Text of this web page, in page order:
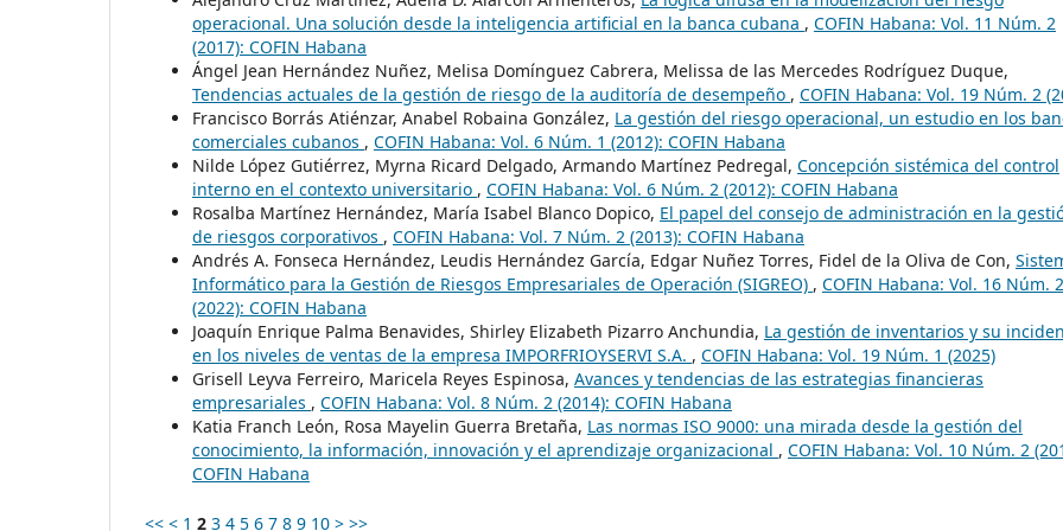
operacional. Una solución desde la inteligencia artificial en la banca cubana , COFIN Habana: Vol. 11 Núm. 2
(2017): COFIN Habana
Ángel Jean Hernández Nuñez, Melisa Domínguez Cabrera, Melissa de las Mercedes Rodríguez Duque,
Tendencias actuales de la gestión de riesgo de la auditoría de desempeño , COFIN Habana: Vol. 19 Núm. 2
Francisco Borrás Atiénzar, Anabel Robaina González, La gestión del riesgo operacional, un estudio en los
comerciales cubanos , COFIN Habana: Vol. 6 Núm. 1 (2012): COFIN Habana
Nilde López Gutiérrez, Myrna Ricard Delgado, Armando Martínez Pedregal, Concepción sistémica del control
interno en el contexto universitario , COFIN Habana: Vol. 6 Núm. 2 (2012): COFIN Habana
Rosalba Martínez Hernández, María Isabel Blanco Dopico, El papel del consejo de administración en la
de riesgos corporativos , COFIN Habana: Vol. 7 Núm. 2 (2013): COFIN Habana
Andrés A. Fonseca Hernández, Leudis Hernández García, Edgar Nuñez Torres, Fidel de la Oliva de Con,
Informático para la Gestión de Riesgos Empresariales de Operación (SIGREO) , COFIN Habana: Vol. 16 Núm. 2
(2022): COFIN Habana
Joaquín Enrique Palma Benavides, Shirley Elizabeth Pizarro Anchundia, La gestión de inventarios y su
en los niveles de ventas de la empresa IMPORFRIOYSERVI S.A. , COFIN Habana: Vol. 19 Núm. 1 (2025)
Grisell Leyva Ferreiro, Maricela Reyes Espinosa, Avances y tendencias de las estrategias financieras
empresariales , COFIN Habana: Vol. 8 Núm. 2 (2014): COFIN Habana
Katia Franch León, Rosa Mayelin Guerra Bretaña, Las normas ISO 9000: una mirada desde la gestión del
conocimiento, la información, innovación y el aprendizaje organizacional , COFIN Habana: Vol. 10 Núm. 2
COFIN Habana
<< < 1 2 3 4 5 6 7 8 9 10 > >>